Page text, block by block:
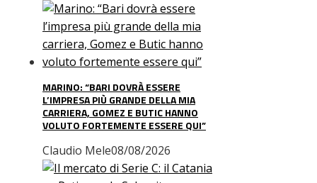
MARINO: “BARI DOVRÀ ESSERE
L’IMPRESA PIÙ GRANDE DELLA MIA
CARRIERA, GOMEZ E BUTIC HANNO
VOLUTO FORTEMENTE ESSERE QUI”
Claudio Mele08/08/2026